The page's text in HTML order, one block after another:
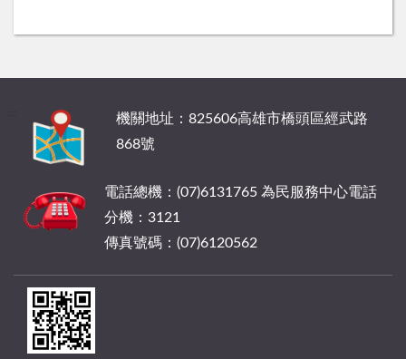
機關地址：825606高雄市橋頭區經武路
868號
電話總機：(07)6131765 為民服務中心電話
分機：3121
傳真號碼：(07)6120562